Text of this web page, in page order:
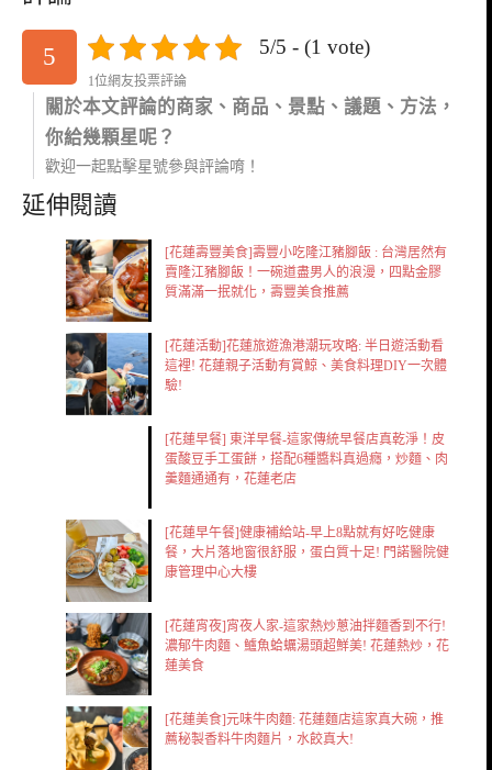
5 5/5 - (1 vote)
1位網友投票評論
關於本文評論的商家、商品、景點、議題、方法，
你給幾顆星呢？
歡迎一起點擊星號參與評論唷！
延伸閱讀
[花蓮壽豐美食]壽豐小吃隆江豬腳飯 : 台灣居然有
賣隆江豬腳飯！一碗道盡男人的浪漫，四點金膠
質滿滿一抿就化，壽豐美食推薦
[花蓮活動]花蓮旅遊漁港潮玩攻略: 半日遊活動看
這裡! 花蓮親子活動有賞鯨、美食料理DIY一次體
驗!
[花蓮早餐] 東洋早餐-這家傳統早餐店真乾淨！皮
蛋酸豆手工蛋餅，搭配6種醬料真過癮，炒麵、肉
羹麵通通有，花蓮老店
[花蓮早午餐]健康補給站-早上8點就有好吃健康
餐，大片落地窗很舒服，蛋白質十足! 門諾醫院健
康管理中心大樓
[花蓮宵夜]宵夜人家-這家熱炒蔥油拌麵香到不行!
濃郁牛肉麵、鱸魚蛤蠣湯頭超鮮美! 花蓮熱炒，花
蓮美食
[花蓮美食]元味牛肉麵: 花蓮麵店這家真大碗，推
薦秘製香料牛肉麵片，水餃真大!